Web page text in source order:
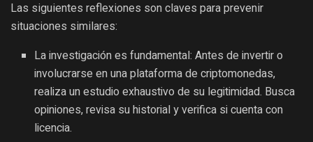
Las siguientes reflexiones son claves para prevenir
situaciones similares:
La investigación es fundamental: Antes de invertir o
involucrarse en una plataforma de criptomonedas,
realiza un estudio exhaustivo de su legitimidad. Busca
opiniones, revisa su historial y verifica si cuenta con
licencia.